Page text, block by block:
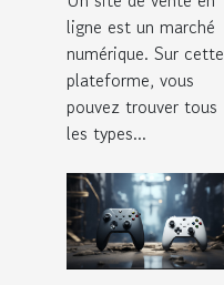
ligne est un marché
numérique. Sur cette
plateforme, vous
pouvez trouver tous
les types...